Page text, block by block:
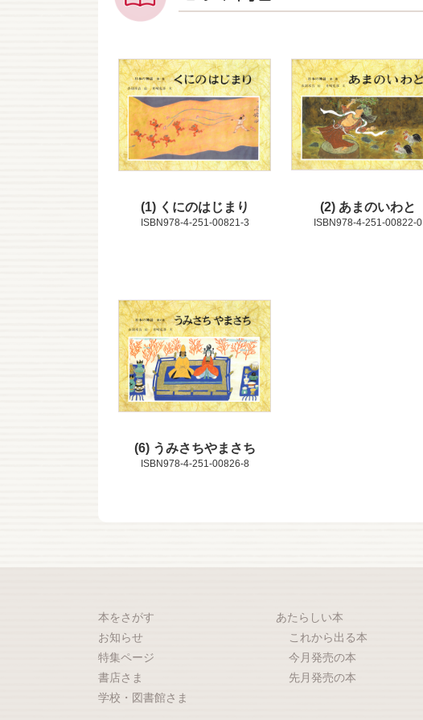
1 くにのはじまり
ISBN978-4-251-00821-3
2 あまのいわと
ISBN978-4-251-00822-0
6 うみさちやまさち
ISBN978-4-251-00826-8
本をさがす
お知らせ
特集ページ
書店さま
学校・図書館さま
あたらしい本
これから出る本
今月発売の本
先月発売の本